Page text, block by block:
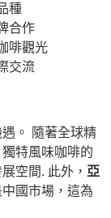
種
合作
啡觀光
交流
。 隨著全球精
特風味咖啡的
空間. 此外， 亞
國市場，這為